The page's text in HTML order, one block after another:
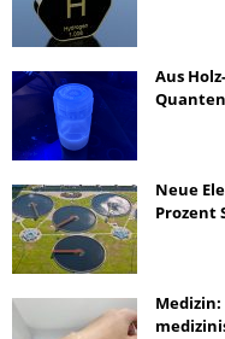
Aus
Neue
Prozent